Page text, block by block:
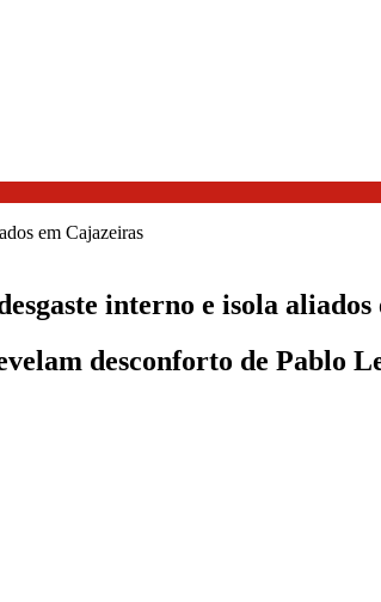
interno e isola aliados
desconforto de Pablo